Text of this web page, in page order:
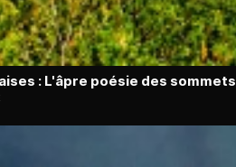
: L'âpre poésie des sommets